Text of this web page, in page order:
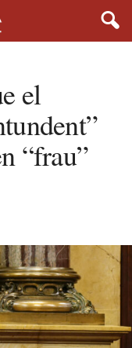
el
“frau”